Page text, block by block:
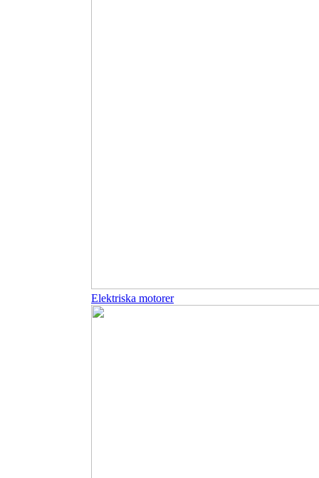
Elektriska motorer